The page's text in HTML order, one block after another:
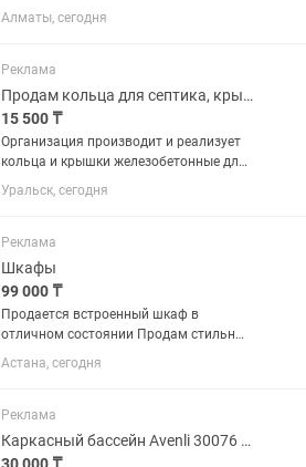
Размер 50х70 Рисунок не боится
белизны (проверено) Впитывает
Алматы, сегодня
Реклама
Продам кольца для септика, крышки, днища
15 500 ₸
Организация производит и реализует
кольца и крышки железобетонные для
скептиков и водопровода всех
размеров по ГОСТу. Товар
поможем
Уральск, сегодня
Реклама
Шкафы
99 000 ₸
Продается встроенный шкаф в
отличном состоянии Продам стильный
и вместительный встроенный шкаф с
современными фасадами под
вместимость - Качественные
материалы и...
Астана, сегодня
Реклама
Каркасный бассейн Avenli 30076 см 4383 л